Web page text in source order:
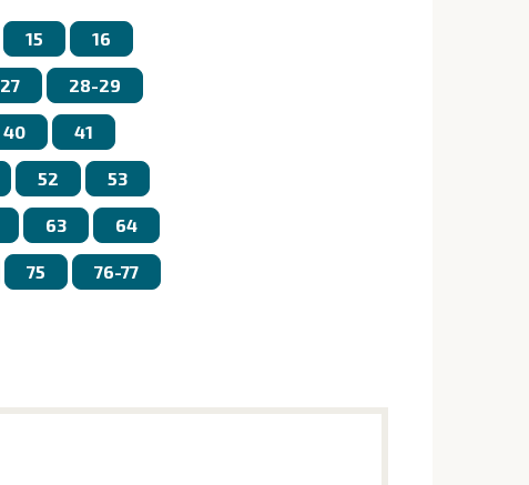
15 16
27 28-29
40 41
52 53
63 64
75 76-77